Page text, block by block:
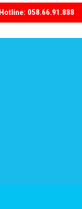
Hotline: 058.66.91.888